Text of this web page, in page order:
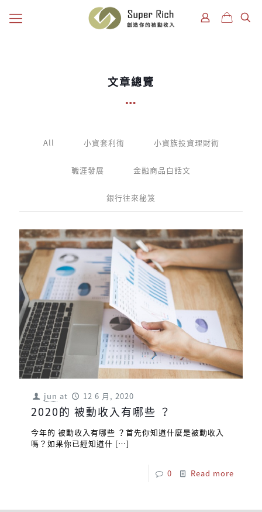
文章總覽
All 小資套利術 小資族投資理財術
職涯發展 金融商品白話文
銀行往來秘笈
jun at 12 6 月, 2020
2020的 被動收入有哪些 ？
今年的 被動收入有哪些 ？首先你知道什麼是被動收入
嗎？如果你已經知道什 […]
0 Read more